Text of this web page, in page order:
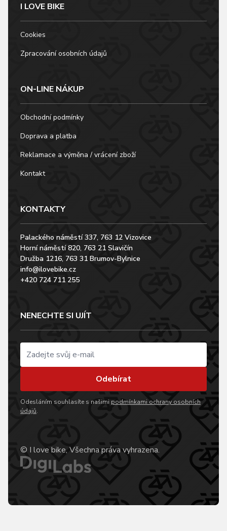
I LOVE BIKE
Cookies
Zpracování osobních údajů
ON-LINE NÁKUP
Obchodní podmínky
Doprava a platba
Reklamace a výměna / vrácení zboží
Kontakt
KONTAKTY
Palackého náměstí 337, 763 12 Vizovice
Horní náměstí 820, 763 21 Slavičín
Družba 1216, 763 31 Brumov-Bylnice
info@ilovebike.cz
+420 724 711 255
NENECHTE SI UJÍT
Odebírat
Odesláním souhlasíte s našimi podmínkami ochrany osobních
údajů.
© I love bike, Všechna práva vyhrazena.